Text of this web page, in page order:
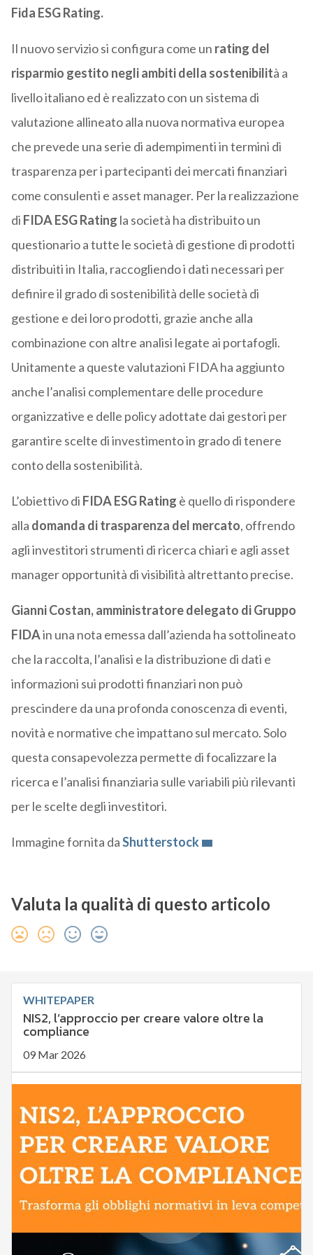
Fida ESG Rating.
Il nuovo servizio si configura come un rating del
risparmio gestito negli ambiti della sostenibilità a
livello italiano ed è realizzato con un sistema di
valutazione allineato alla nuova normativa europea
che prevede una serie di adempimenti in termini di
trasparenza per i partecipanti dei mercati finanziari
come consulenti e asset manager. Per la realizzazione
di FIDA ESG Rating la società ha distribuito un
questionario a tutte le società di gestione di prodotti
distribuiti in Italia, raccogliendo i dati necessari per
definire il grado di sostenibilità delle società di
gestione e dei loro prodotti, grazie anche alla
combinazione con altre analisi legate ai portafogli.
Unitamente a queste valutazioni FIDA ha aggiunto
anche l’analisi complementare delle procedure
organizzative e delle policy adottate dai gestori per
garantire scelte di investimento in grado di tenere
conto della sostenibilità.
L’obiettivo di FIDA ESG Rating è quello di rispondere
alla domanda di trasparenza del mercato, offrendo
agli investitori strumenti di ricerca chiari e agli asset
manager opportunità di visibilità altrettanto precise.
Gianni Costan, amministratore delegato di Gruppo
FIDAin una nota emessa dall’azienda ha sottolineato
che la raccolta, l’analisi e la distribuzione di dati e
informazioni sui prodotti finanziari non può
prescindere da una profonda conoscenza di eventi,
novità e normative che impattano sul mercato. Solo
questa consapevolezza permette di focalizzare la
ricerca e l’analisi finanziaria sulle variabili più rilevanti
per le scelte degli investitori.
Immagine fornita daShutterstock
Valuta la qualità di questo articolo
WHITEPAPER
NIS2, l’approccio per creare valore oltre la
compliance
09 Mar 2026